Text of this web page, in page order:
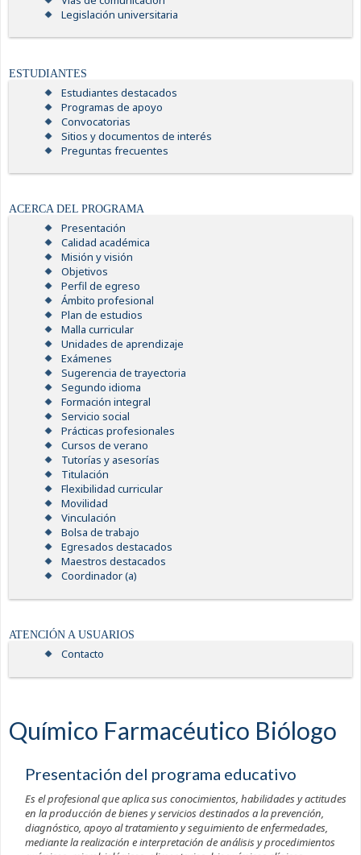
Legislación universitaria
ESTUDIANTES
Estudiantes destacados
Programas de apoyo
Convocatorias
Sitios y documentos de interés
Preguntas frecuentes
ACERCA DEL PROGRAMA
Presentación
Calidad académica
Misión y visión
Objetivos
Perfil de egreso
Ámbito profesional
Plan de estudios
Malla curricular
Unidades de aprendizaje
Exámenes
Sugerencia de trayectoria
Segundo idioma
Formación integral
Servicio social
Prácticas profesionales
Cursos de verano
Tutorías y asesorías
Titulación
Flexibilidad curricular
Movilidad
Vinculación
Bolsa de trabajo
Egresados destacados
Maestros destacados
Coordinador (a)
ATENCIÓN A USUARIOS
Contacto
Químico Farmacéutico Biólogo
Presentación del programa educativo
Es el profesional que aplica sus conocimientos, habilidades y actitudes
en la producción de bienes y servicios destinados a la prevención,
diagnóstico, apoyo al tratamiento y seguimiento de enfermedades,
mediante la realización e interpretación de análisis y procedimientos